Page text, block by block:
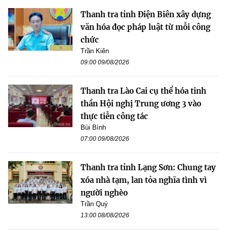
Thanh tra tỉnh Điện Biên xây dựng
văn hóa đọc pháp luật từ mỗi công
chức
Trần Kiên
09:00 09/08/2026
Thanh tra Lào Cai cụ thể hóa tinh
thần Hội nghị Trung ương 3 vào
thực tiễn công tác
Bùi Bình
07:00 09/08/2026
Thanh tra tỉnh Lạng Sơn: Chung tay
xóa nhà tạm, lan tỏa nghĩa tình vì
người nghèo
Trần Quý
13:00 08/08/2026